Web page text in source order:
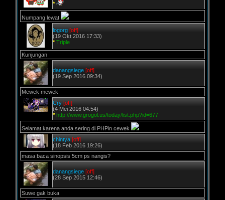
*
Numpang lewat
logorg [off]
(19 Okt 2016 17:33)
* Triple
Kunjungan
danangsiege [off]
(19 Sep 2016 09:34)
Mewek mewek
Cry [off]
(4 Mei 2016 04:54)
* http://www.grogol.us/today/list.php?id=677
Selamat karena anda sering di PHPin cewek
chintya [off]
(18 Feb 2016 19:26)
masa baca sinopsis 5cm ps nangis?
danangsiege [off]
(28 Sep 2015 12:46)
Suwe gak buka